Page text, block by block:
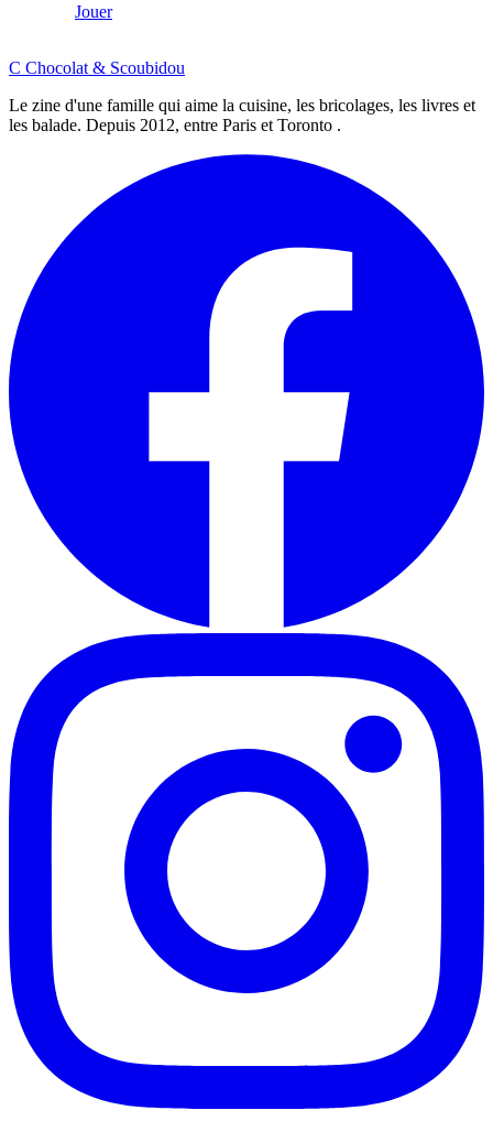
Jouer
C Chocolat & Scoubidou
Le zine d'une famille qui aime la cuisine, les bricolages, les livres et
les balade. Depuis 2012, entre Paris et Toronto .